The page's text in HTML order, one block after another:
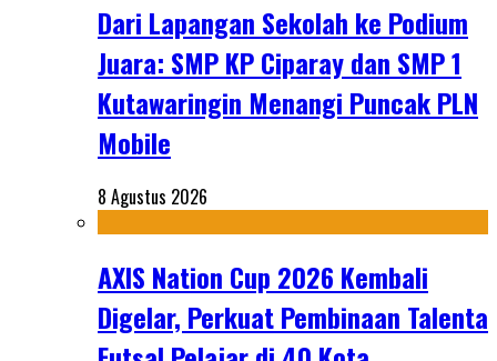
Dari Lapangan Sekolah ke Podium
Juara: SMP KP Ciparay dan SMP 1
Kutawaringin Menangi Puncak PLN
Mobile
8 Agustus 2026
AXIS Nation Cup 2026 Kembali
Digelar, Perkuat Pembinaan Talenta